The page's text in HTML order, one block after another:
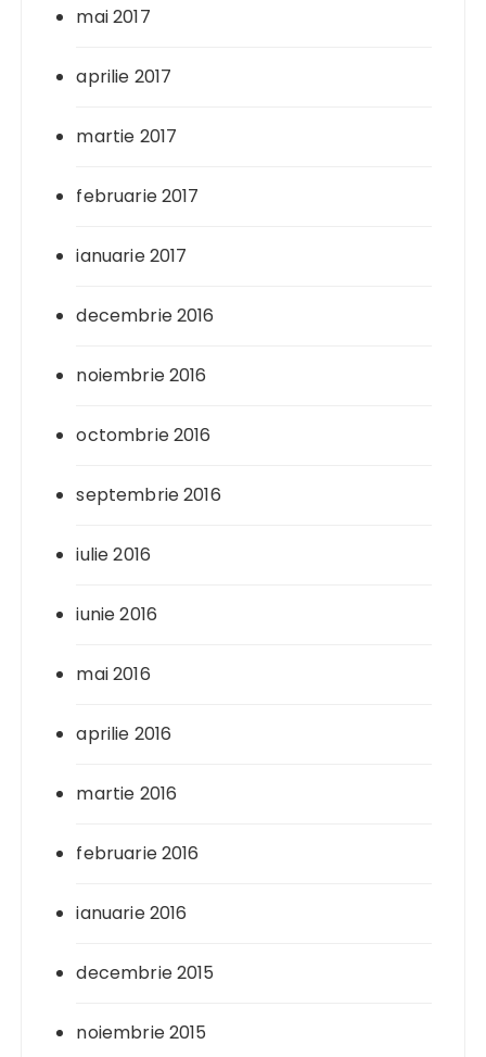
mai 2017
aprilie 2017
martie 2017
februarie 2017
ianuarie 2017
decembrie 2016
noiembrie 2016
octombrie 2016
septembrie 2016
iulie 2016
iunie 2016
mai 2016
aprilie 2016
martie 2016
februarie 2016
ianuarie 2016
decembrie 2015
noiembrie 2015